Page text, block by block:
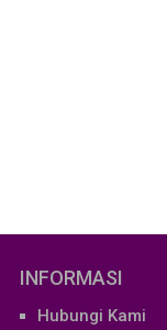
INFORMASI
Hubungi Kami